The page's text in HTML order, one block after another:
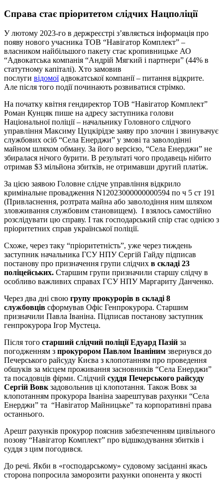
Справа стає пріоритетом слідчих Нацполіції
У лютому 2023-го в держреєстрі з’являється інформація про
появу нового учасника ТОВ “Навігатор Комплект” –
власником найбільшого пакету стає кропивницьке АО
“Адвокатська компанія “Андрій Мягкий і партнери” (44% в
статутному капіталі). Хто замовив
послуги відомоїадвокатської компанії – питання відкрите.
Але після того події починають розвиватися стрімко.
На початку квітня гендиректор ТОВ “Навігатор Комплект”
Роман Кунцяк пише на адресу заступника голови
Національної поліції – начальнику Головного слідчого
управління Максиму Цуцкірідзе заяву про злочин і звинувачує
службових осіб “Села Енерджи” у змові та заволодінні
майном шляхом обману. За його версією, “Села Енерджи” не
збиралася нічого бурити. В результаті чого продавець нібито
отримав $3 мільйона збитків, не отримавши другий платіж.
За цією заявою Головне слідче управління відкрило
кримінальне провадження N12023000000000594 по ч 5 ст 191
(Привласнення, розтрата майна або заволодіння ним шляхом
зловживання службовим становищем). І взялось самостійно
розслідувати цю справу. І так господарський спір стає однією з
пріоритетних справ української поліції.
Схоже, через таку “пріоритетність”, уже через тиждень
заступник начальника ГСУ НПУ Сергій Гайду підписав
постанову про призначення групи слідчих в складі 23
поліцейських. Старшим групи призначили старшу слідчу в
особливо важливих справах ГСУ НПУ Маргариту Данченко.
Через два дні свою групу прокурорів в складі 8
службовців сформував Офіс Генпрокурора. Старшим
призначили Павла Іваніна. Підписав постанову заступник
генпрокурора Ігор Мустеца.
Після того старший слідчий поліції Едуард Пазій за
погодженням з прокурором Павлом Іваніним звернувся до
Печерського райсуду Києва з клопотанням про проведення
обшуків за місцем проживання засновників “Села Енерджи”
та посадовців фірми. Слідчий суддя Печерського райсуду
Сергій Вовк задовольнив ці клопотання. Також Вовк за
клопотанням прокурора Іваніна заарештував рахунки “Села
Енерджи” та “Навігатор Майницьке” та корпоративні права
останнього.
Арешт рахунків прокурор пояснив забезпеченням цивільного
позову “Навігатор Комплект” про відшкодування збитків і
суддя з цим погодився.
До речі. Якби в «господарському» судовому засіданні якась
сторона попросила заморозити рахунки опонента у якості